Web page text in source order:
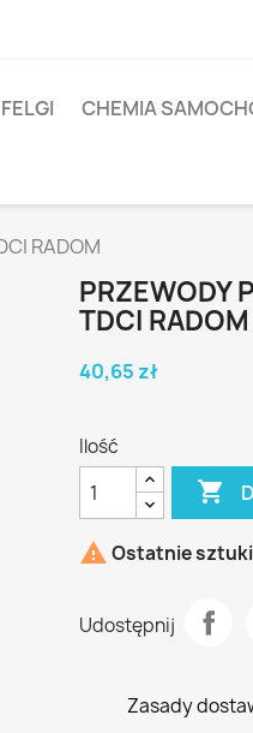
CHEMIA
RADOM
PRZEWODY
TDCI RADOM
40,65 zł
Ilość

 Ostatnie
Udostępnij
Zasady